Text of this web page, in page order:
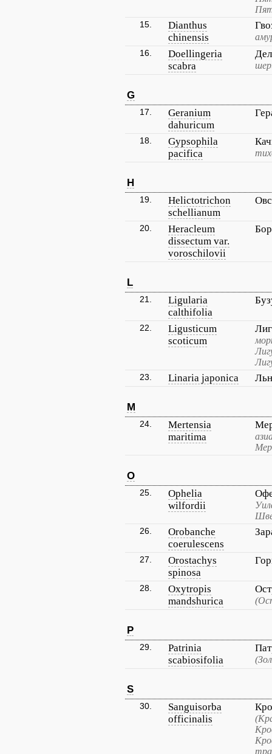
15.
Dianthus
chinensis
16.
Doellingeria
scabra
G
17.
Geranium
dahuricum
18.
Gypsophila
pacifica
H
19.
Helictotrichon
schellianum
20.
Heracleum
dissectum var.
voroschilovii
L
21.
Ligularia
calthifolia
22.
Ligusticum
scoticum
23. Linaria japonica
M
24.
Mertensia
maritima
O
25.
Ophelia
wilfordii
26.
Orobanche
coerulescens
27.
Orostachys
spinosa
28.
Oxytropis
mandshurica
P
29.
Patrinia
scabiosifolia
S
30.
Sanguisorba
officinalis